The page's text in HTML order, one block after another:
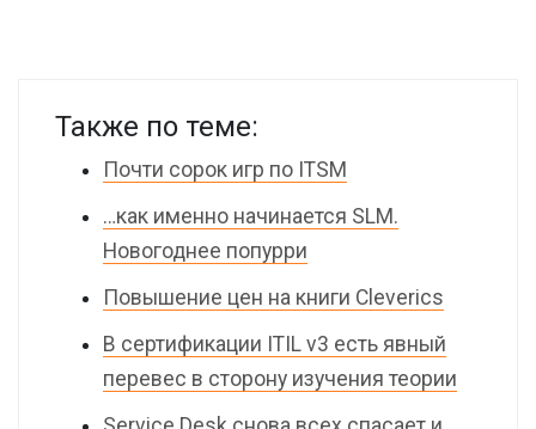
Также по теме:
Почти сорок игр по ITSM
…как именно начинается SLM.
Новогоднее попурри
Повышение цен на книги Cleverics
В сертификации ITIL v3 есть явный
перевес в сторону изучения теории